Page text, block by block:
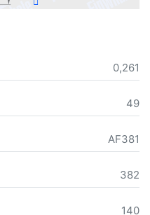
0,261
49
AF381
382
140